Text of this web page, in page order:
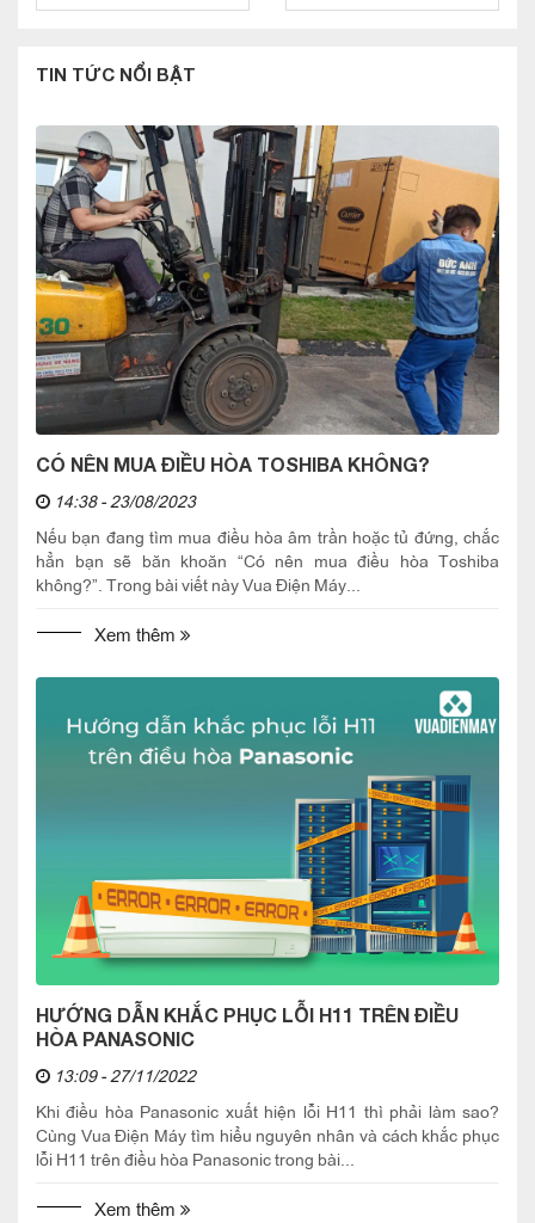
TIN TỨC NỔI BẬT
CÓ NÊN MUA ĐIỀU HÒA TOSHIBA KHÔNG?
14:38 - 23/08/2023
Nếu bạn đang tìm mua điều hòa âm trần hoặc tủ đứng, chắc
hẳn bạn sẽ băn khoăn “Có nên mua điều hòa Toshiba
không?”. Trong bài viết này Vua Điện Máy...
Xem thêm
HƯỚNG DẪN KHẮC PHỤC LỖI H11 TRÊN ĐIỀU
HÒA PANASONIC
13:09 - 27/11/2022
Khi điều hòa Panasonic xuất hiện lỗi H11 thì phải làm sao?
Cùng Vua Điện Máy tìm hiểu nguyên nhân và cách khắc phục
lỗi H11 trên điều hòa Panasonic trong bài...
Xem thêm